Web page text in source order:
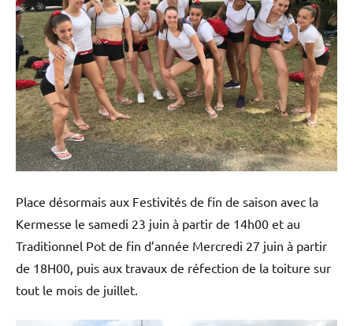
Place désormais aux Festivités de fin de saison avec la
Kermesse le samedi 23 juin à partir de 14h00 et au
Traditionnel Pot de fin d’année Mercredi 27 juin à partir
de 18H00, puis aux travaux de réfection de la toiture sur
tout le mois de juillet.